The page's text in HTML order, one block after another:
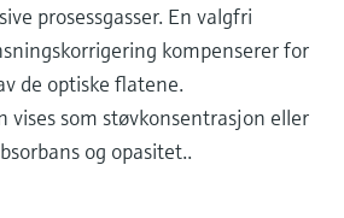
prosessgasser. En valgfri
kompenserer for
de optiske flatene.
vises som støvkonsentrasjon eller
og opasitet..